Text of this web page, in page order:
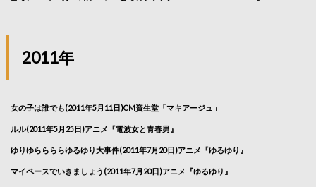
2011年
女の子は誰でも(2011年5月11日)CM資生堂「マキアージュ」
ルル(2011年5月25日)アニメ『電波女と青春男』
ゆりゆららららゆるゆり大事件(2011年7月20日)アニメ『ゆるゆり』
マイペースでいきましょう(2011年7月20日)アニメ『ゆるゆり』